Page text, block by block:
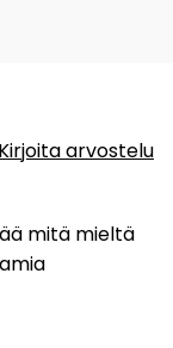
Kirjoita arvostelu
mitä mieltä